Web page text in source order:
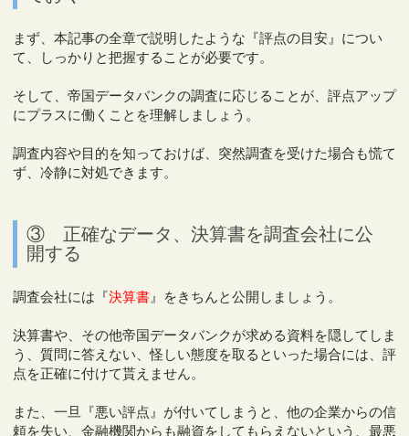
まず、本記事の全章で説明したような『評点の目安』につい
て、しっかりと把握することが必要です。
そして、帝国データバンクの調査に応じることが、評点アップ
にプラスに働くことを理解しましょう。
調査内容や目的を知っておけば、突然調査を受けた場合も慌て
ず、冷静に対処できます。
③ 正確なデータ、決算書を調査会社に公
開する
調査会社には『決算書 』をきちんと公開しましょう。
決算書や、その他帝国データバンクが求める資料を隠してしま
う、質問に答えない、怪しい態度を取るといった場合には、評
点を正確に付けて貰えません。
また、一旦『悪い評点』が付いてしまうと、他の企業からの信
頼を失い、金融機関からも融資をしてもらえないという、最悪